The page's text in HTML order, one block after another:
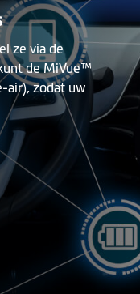
ze via de
de MiVue™
air), zodat uw